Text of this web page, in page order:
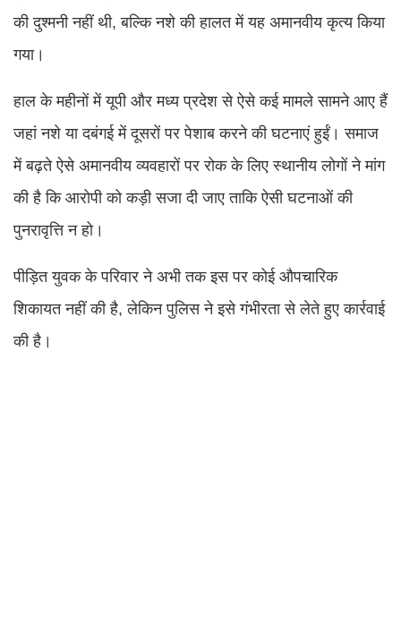
की दुश्मनी नहीं थी, बल्कि नशे की हालत में यह अमानवीय कृत्य किया
गया।
हाल के महीनों में यूपी और मध्य प्रदेश से ऐसे कई मामले सामने आए हैं
जहां नशे या दबंगई में दूसरों पर पेशाब करने की घटनाएं हुईं। समाज
में बढ़ते ऐसे अमानवीय व्यवहारों पर रोक के लिए स्थानीय लोगों ने मांग
की है कि आरोपी को कड़ी सजा दी जाए ताकि ऐसी घटनाओं की
पुनरावृत्ति न हो।
पीड़ित युवक के परिवार ने अभी तक इस पर कोई औपचारिक
शिकायत नहीं की है, लेकिन पुलिस ने इसे गंभीरता से लेते हुए कार्रवाई
की है।